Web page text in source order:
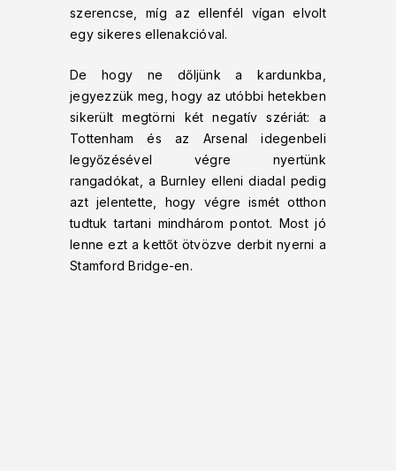
szerencse, míg az ellenfél vígan elvolt
egy sikeres ellenakcióval.
De hogy ne dőljünk a kardunkba,
jegyezzük meg, hogy az utóbbi hetekben
sikerült megtörni két negatív szériát: a
Tottenham és az Arsenal idegenbeli
legyőzésével végre nyertünk
rangadókat, a Burnley elleni diadal pedig
azt jelentette, hogy végre ismét otthon
tudtuk tartani mindhárom pontot. Most jó
lenne ezt a kettőt ötvözve derbit nyerni a
Stamford Bridge-en.